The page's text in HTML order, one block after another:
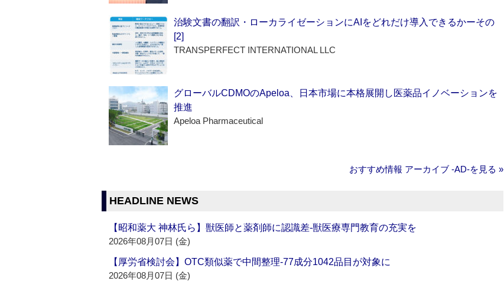
治験文書の翻訳・ローカライゼーションにAIをどれだけ導入できるかーその
[2]
TRANSPERFECT INTERNATIONAL LLC
グローバルCDMOのApeloa、日本市場に本格展開し医薬品イノベーションを
推進
Apeloa Pharmaceutical
おすすめ情報 アーカイブ ‐AD‐を見る »
HEADLINE NEWS
【昭和薬大 神林氏ら】獣医師と薬剤師に認識差‐獣医療専門教育の充実を
2026年08月07日 (金)
【厚労省検討会】OTC類似薬で中間整理‐77成分1042品目が対象に
2026年08月07日 (金)